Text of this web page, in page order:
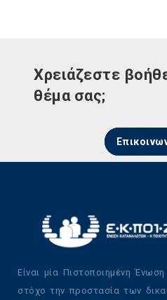
Χρειάζεστε
θέμα σας;
Είναι μία Πιστοποιημένη
στόχο την προστασία των